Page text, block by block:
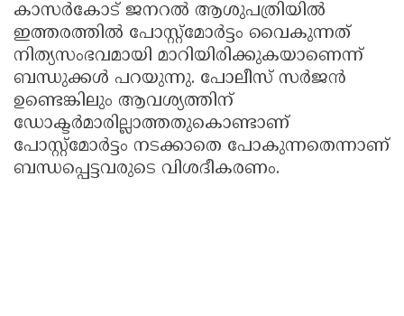
കാസർകോട് ജനറൽ ആശുപത്രിയിൽ
ഇത്തരത്തിൽ പോസ്റ്റ്‌മോർട്ടം വൈകുന്നത്
നിത്യസംഭവമായി മാറിയിരിക്കുകയാണെന്ന്
ബന്ധുക്കൾ പറയുന്നു. പോലീസ് സർജൻ
ഉണ്ടെങ്കിലും ആവശ്യത്തിന്
ഡോക്ടർമാരില്ലാത്തതുകൊണ്ടാണ്
പോസ്റ്റ്‌മോർട്ടം നടക്കാതെ പോകുന്നതെന്നാണ്
ബന്ധപ്പെട്ടവരുടെ വിശദീകരണം.